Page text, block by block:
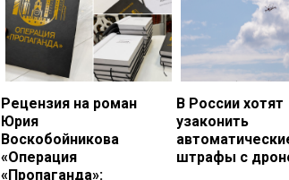
Рецензия на роман
Юрия
Воскобойникова
«Операция
«Пропаганда»:
В России хотят
узаконить
штрафы с